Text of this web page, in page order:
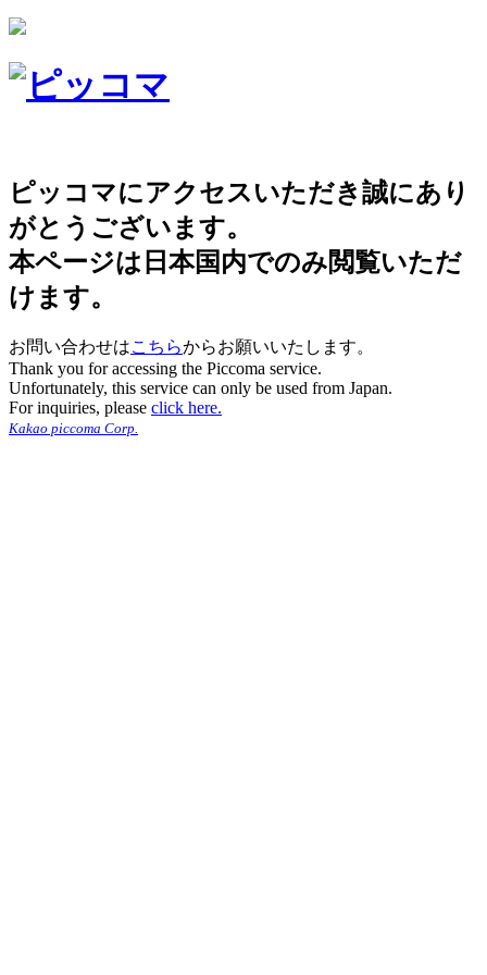
ピッコマにアクセスいただき誠にあり
がとうございます。
本ページは日本国内でのみ閲覧いただ
けます。
お問い合わせはこちらからお願いいたします。
Thank you for accessing the Piccoma service.
Unfortunately, this service can only be used from Japan.
For inquiries, please click here.
Kakao piccoma Corp.